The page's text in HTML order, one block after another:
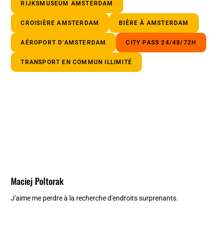
RIJKSMUSEUM AMSTERDAM
CROISIÈRE AMSTERDAM BIÈRE À AMSTERDAM
AÉROPORT D’AMSTERDAM CITY PASS 24/48/72H
TRANSPORT EN COMMUN ILLIMITÉ
Maciej Poltorak
J'aime me perdre à la recherche d'endroits surprenants.